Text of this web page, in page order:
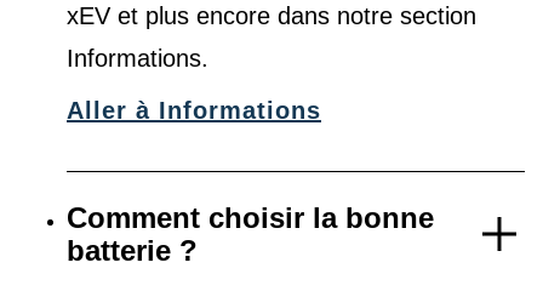
xEV et plus encore dans notre section
Informations.
Aller à Informations
Comment choisir la bonne
batterie ?